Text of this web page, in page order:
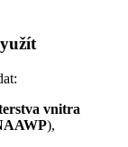
vnitra
),